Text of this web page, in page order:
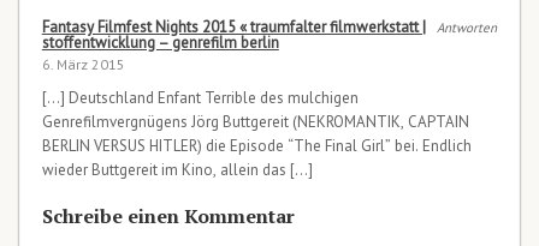
Antworten
Fantasy Filmfest Nights 2015 « traumfalter filmwerkstatt |
stoffentwicklung – genrefilm berlin
6. März 2015
[…] Deutschland Enfant Terrible des mulchigen
Genrefilmvergnügens Jörg Buttgereit (NEKROMANTIK, CAPTAIN
BERLIN VERSUS HITLER) die Episode “The Final Girl” bei. Endlich
wieder Buttgereit im Kino, allein das […]
Schreibe einen Kommentar